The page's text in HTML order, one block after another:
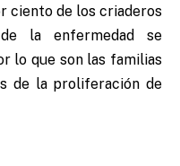
ciento de los criaderos
la enfermedad se
lo que son las familias
de la proliferación de